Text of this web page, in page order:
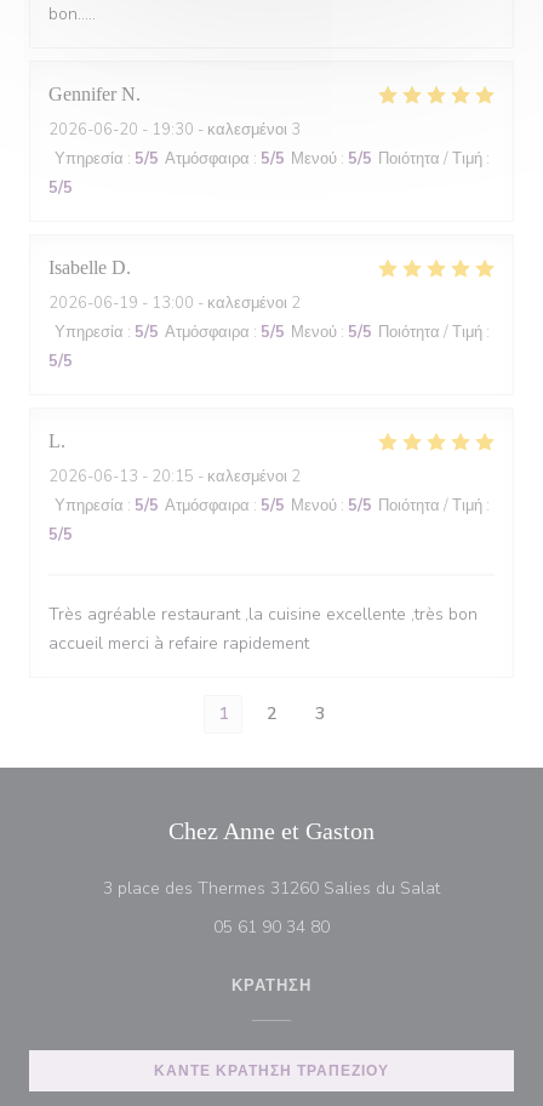
bon.....
Gennifer N
2026-06-20 - 19:30 - καλεσμένοι 3
Υπηρεσία : 5/5 Ατμόσφαιρα : 5/5 Μενού : 5/5 Ποιότητα / Τιμή :
5/5
Isabelle D
2026-06-19 - 13:00 - καλεσμένοι 2
Υπηρεσία : 5/5 Ατμόσφαιρα : 5/5 Μενού : 5/5 Ποιότητα / Τιμή :
5/5
L
2026-06-13 - 20:15 - καλεσμένοι 2
Υπηρεσία : 5/5 Ατμόσφαιρα : 5/5 Μενού : 5/5 Ποιότητα / Τιμή :
5/5
Très agréable restaurant ,la cuisine excellente ,très bon
accueil merci à refaire rapidement
1 2 3
Chez Anne et Gaston
3 place des Thermes 31260 Salies du Salat((ανοίγει σε
05 61 90 34 80
ΚΡΆΤΗΣΗ
ΚΆΝΤΕ ΚΡΆΤΗΣΗ ΤΡΑΠΕΖΙΟΎ